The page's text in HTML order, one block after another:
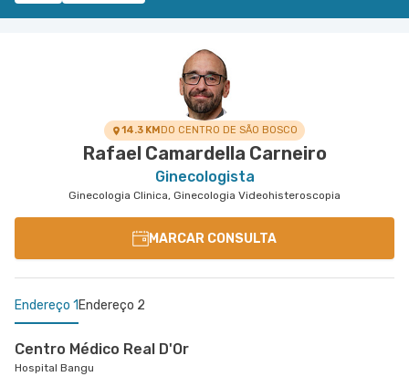
14.3 KMDO CENTRO DE SÃO BOSCO
Rafael Camardella Carneiro
Ginecologista
Ginecologia Clinica, Ginecologia Videohisteroscopia
MARCAR CONSULTA
Endereço 1 Endereço 2
Centro Médico Real D'Or
Hospital Bangu